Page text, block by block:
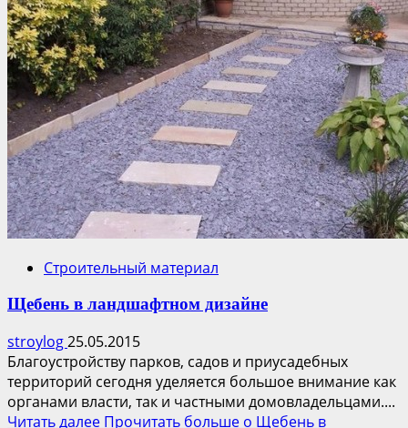
Строительный материал
Щебень в ландшафтном дизайне
stroylog25.05.2015
Благоустройству парков, садов и приусадебных
территорий сегодня уделяется большое внимание как
органами власти, так и частными домовладельцами....
Читать далее Прочитать больше о Щебень в